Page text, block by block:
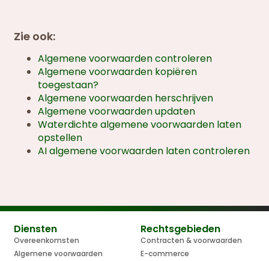
Zie ook:
Algemene voorwaarden controleren
Algemene voorwaarden kopiëren
toegestaan?
Algemene voorwaarden herschrijven
Algemene voorwaarden updaten
Waterdichte algemene voorwaarden laten
opstellen
AI algemene voorwaarden laten controleren
Diensten
Overeenkomsten
Algemene voorwaarden
Rechtsgebieden
Contracten & voorwaarden
E-commerce